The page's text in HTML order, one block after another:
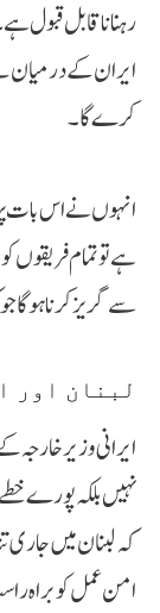
رہنا ناقابل قبول
ایران کے درمیان
کرے گا۔
انہوں نے اس بات پر
ہے تو تمام فریقوں
سے گریز کرنا ہوگا
لبنان اور
ایرانی وزیر
نہیں بلکہ پورے
کہ لبنان میں
امن عمل کو براہ